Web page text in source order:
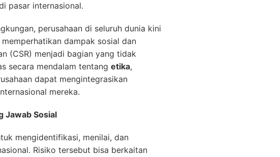
pasar internasional.
perusahaan di seluruh dunia kini
dampak sosial dan
(CSR) menjadi bagian yang tidak
secara mendalam tentang etika,
dapat mengintegrasikan
mereka.
Jawab Sosial
mengidentifikasi, menilai, dan
Risiko tersebut bisa berkaitan